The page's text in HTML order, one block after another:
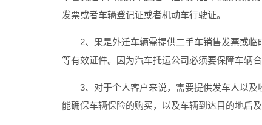
发票或者车辆登记证或者机动车行驶证。
2、果是外迁车辆需提供二手车销售发票或临
等有效证件。因为汽车托运公司必须要保障车辆
3、对于个人客户来说，需要提供发车人以及
能确保车辆保险的购买，以及车辆到达目的地后